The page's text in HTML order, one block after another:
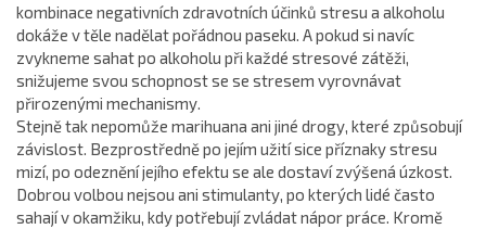
kombinace negativních zdravotních účinků stresu a alkoholu
dokáže v těle nadělat pořádnou paseku. A pokud si navíc
zvykneme sahat po alkoholu při každé stresové zátěži,
snižujeme svou schopnost se se stresem vyrovnávat
přirozenými mechanismy.
Stejně tak nepomůže marihuana ani jiné drogy, které způsobují
závislost. Bezprostředně po jejím užití sice příznaky stresu
mizí, po odeznění jejího efektu se ale dostaví zvýšená úzkost.
Dobrou volbou nejsou ani stimulanty, po kterých lidé často
sahají v okamžiku, kdy potřebují zvládat nápor práce. Kromě